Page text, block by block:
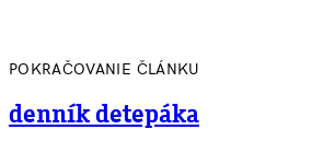
POKRAČOVANIE ČLÁNKU
denník detepáka